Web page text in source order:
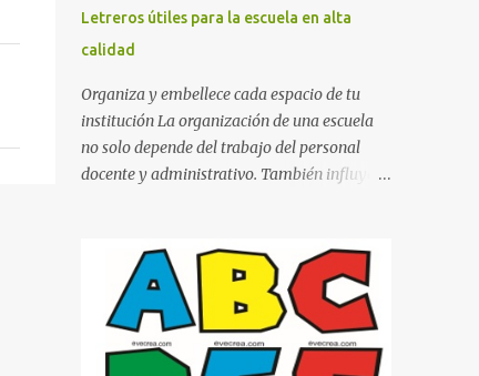
infantiles Cosas bonitas que se pueden hacer
con gomas de coche
Letreros útiles para la escuela en alta
calidad
Organiza y embellece cada espacio de tu
institución La organización de una escuela
no solo depende del trabajo del personal
docente y administrativo. También influye la
una función práctica al orientar a
estudiantes, padres de familia, docentes y
visitantes, pero además aportan un toque
decorativo que hace que la institución luzca
más ordenada, moderna y acogedora.